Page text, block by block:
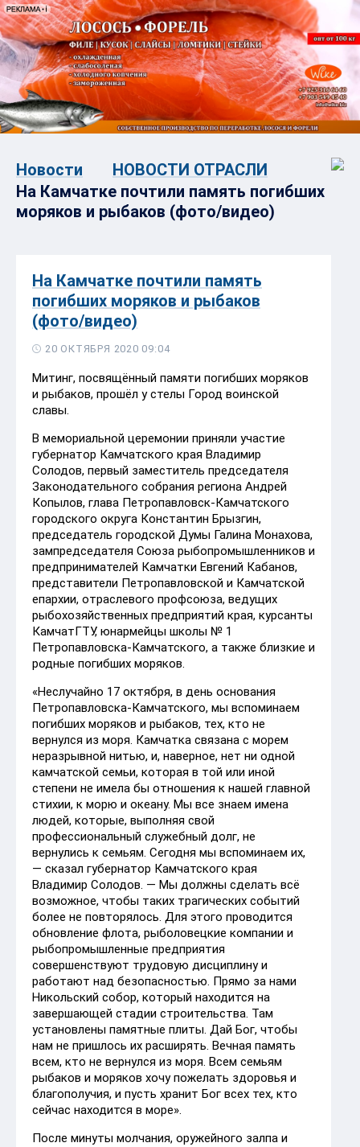
Новости
НОВОСТИ ОТРАСЛИ
На Камчатке почтили память погибших
моряков и рыбаков (фото/видео)
На Камчатке почтили память
погибших моряков и рыбаков
(фото/видео)
20 ОКТЯБРЯ 2020 09:04
Митинг, посвящённый памяти погибших моряков
и рыбаков, прошёл у стелы Город воинской
славы.
В мемориальной церемонии приняли участие
губернатор Камчатского края Владимир
Солодов, первый заместитель председателя
Законодательного собрания региона Андрей
Копылов, глава Петропавловск-Камчатского
городского округа Константин Брызгин,
председатель городской Думы Галина Монахова,
зампредседателя Союза рыбопромышленников и
предпринимателей Камчатки Евгений Кабанов,
представители Петропавловской и Камчатской
епархии, отраслевого профсоюза, ведущих
рыбохозяйственных предприятий края, курсанты
КамчатГТУ, юнармейцы школы № 1
Петропавловска-Камчатского, а также близкие и
родные погибших моряков.
«Неслучайно 17 октября, в день основания
Петропавловска-Камчатского, мы вспоминаем
погибших моряков и рыбаков, тех, кто не
вернулся из моря. Камчатка связана с морем
неразрывной нитью, и, наверное, нет ни одной
камчатской семьи, которая в той или иной
степени не имела бы отношения к нашей главной
стихии, к морю и океану. Мы все знаем имена
людей, которые, выполняя свой
профессиональный служебный долг, не
вернулись к семьям. Сегодня мы вспоминаем их,
— сказал губернатор Камчатского края
Владимир Солодов. — Мы должны сделать всё
возможное, чтобы таких трагических событий
более не повторялось. Для этого проводится
обновление флота, рыболовецкие компании и
рыбопромышленные предприятия
совершенствуют трудовую дисциплину и
работают над безопасностью. Прямо за нами
Никольский собор, который находится на
завершающей стадии строительства. Там
установлены памятные плиты. Дай Бог, чтобы
нам не пришлось их расширять. Вечная память
всем, кто не вернулся из моря. Всем семьям
рыбаков и моряков хочу пожелать здоровья и
благополучия, и пусть хранит Бог всех тех, кто
сейчас находится в море».
После минуты молчания, оружейного залпа и